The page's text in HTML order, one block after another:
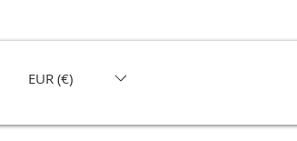
EUR (€)